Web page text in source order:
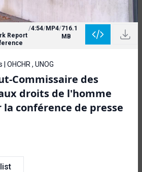
Report
/4:54/MP4/716.1
MB
OHCHR , UNOG
Commissaire des
droits de l'homme
conférence de presse